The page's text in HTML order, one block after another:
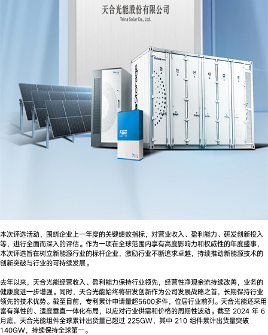
本次评选活动，围绕企业上一年度的关键绩效指标，对营业收入、盈利能力、研发创新投入
等，进行全面而深入的评估。作为一项在全球范围内享有高度影响力和权威性的年度盛事，
本次评选旨在树立新能源行业的标杆企业，激励行业不断追求卓越，持续推动新能源技术的
创新突破与行业的可持续发展。
去年以来，天合光能经营收入、盈利能力保持行业领先，经营性净现金流持续改善，业务的
健康度进一步增强。同时，天合光能始终将研发创新作为公司发展战略之首，长期保持行业
领先的技术优势。截至目前，专利累计申请量超5600多件，位居行业前列。天合光能还采用
富有弹性的、适度垂直一体化布局，以应对行业供需和价格的周期性波动。截至 2024 年 6
月底，天合光能组件全球累计出货量已超过 225GW，其中 210 组件累计出货量突破
140GW，持续保持全球第一。